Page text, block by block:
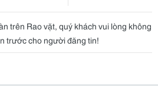
trên Rao vặt, quý khách vui lòng không
trước cho người đăng tin!